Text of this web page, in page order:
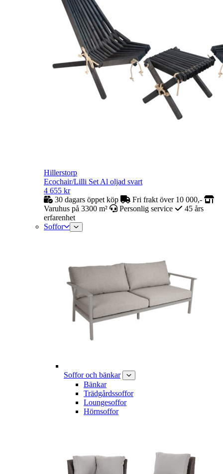
Hillerstorp
Ecochair/Lilli Set Al oljad svart
4 655 kr
30 dagars öppet köp
Fri frakt över 10 000,-
Varuhus på 3300 m²
Personlig service
45 års
erfarenhet
Soffor
Soffor och bänkar
Bänkar
Trädgårdssoffor
Loungesoffor
Hörnsoffor